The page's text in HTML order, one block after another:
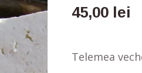
45,00 lei
Telemea